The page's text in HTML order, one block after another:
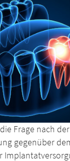
Frage nach
gegenüber